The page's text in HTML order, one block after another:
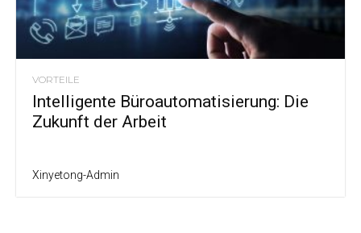
VORTEILE
Intelligente Büroautomatisierung: Die
Zukunft der Arbeit
Xinyetong-Admin